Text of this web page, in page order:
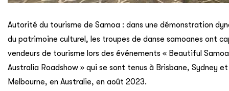
Autorité du tourisme de Samoa : dans une démonstration
du patrimoine culturel, les troupes de danse samoanes ont
vendeurs de tourisme lors des événements « Beautiful
Australia Roadshow » qui se sont tenus à Brisbane, Sydney et
Melbourne, en Australie, en août 2023.